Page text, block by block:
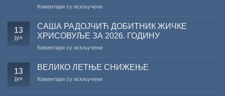
Коментари су искљученина
поводом
резултата
конкурса
Министарства
за
капиталних
13
јул
САША РАДОЈЧИЋ ДОБИТНИК ЖИЧКЕ
ХРИСОВУЉЕ ЗА 2026. ГОДИНУ
Коментари су искљученина
РАДОЈЧИЋ
ЖИЧКЕ
13
јул
ВЕЛИКО ЛЕТЊЕ СНИЖЕЊЕ
Коментари су искљученина